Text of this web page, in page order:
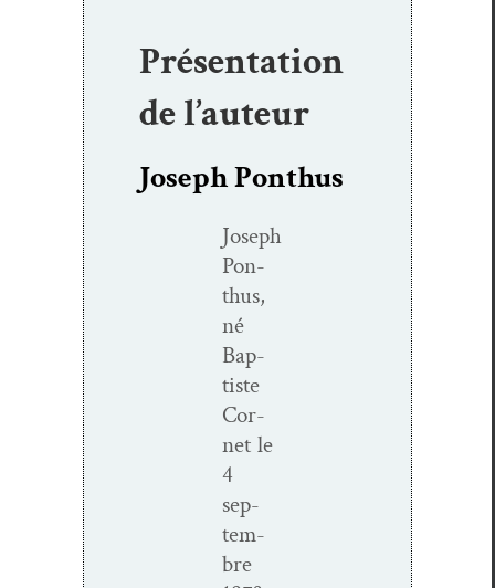
Présentation
de l’auteur
Joseph Ponthus
Joseph
Pon­
thus,
né
Bap­
tiste
Cor­
net le
4
sep­
tem­
bre